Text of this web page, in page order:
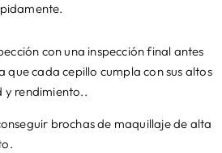
con una inspección final antes
que cada cepillo cumpla con sus altos
y rendimiento..
brochas de maquillaje de alta